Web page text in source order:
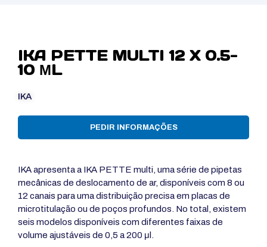
IKA PETTE MULTI 12 X 0.5-
10 ΜL
IKA
PEDIR INFORMAÇÕES
IKA apresenta a IKA PETTE multi, uma série de pipetas
mecânicas de deslocamento de ar, disponíveis com 8 ou
12 canais para uma distribuição precisa em placas de
microtitulação ou de poços profundos. No total, existem
seis modelos disponíveis com diferentes faixas de
volume ajustáveis de 0,5 a 200 μl.